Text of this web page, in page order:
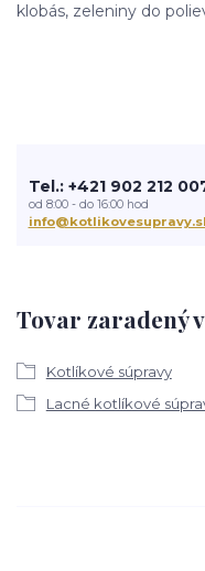
klobás, zeleniny do
Tovar zaradený
Kotlíkové súpravy
Lacné kotlíkové
Tel.: +421 902 212
od 8:00 - do 16:00 hod